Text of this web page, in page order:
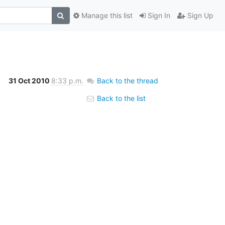
Sign In Sign Up
Manage this list
31 Oct 2010 8:33 p.m. Back to the thread
Back to the list